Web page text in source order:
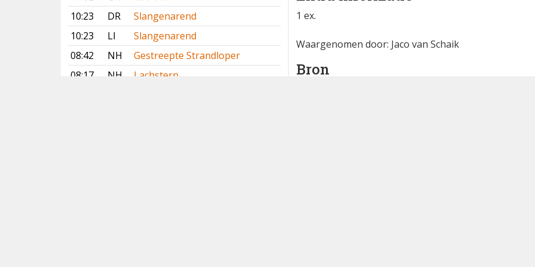
10:23
DR
Slangenarend
10:23
LI
Slangenarend
08:42
NH
Gestreepte Strandloper
08:17
NH
Lachstern
waarneming.nl